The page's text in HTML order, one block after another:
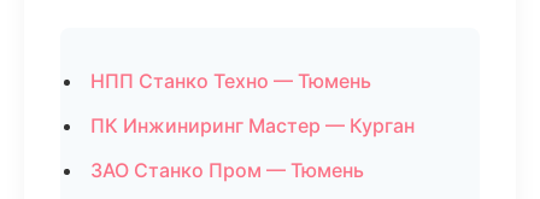
НПП Станко Техно — Тюмень
ПК Инжиниринг Мастер — Курган
ЗАО Станко Пром — Тюмень